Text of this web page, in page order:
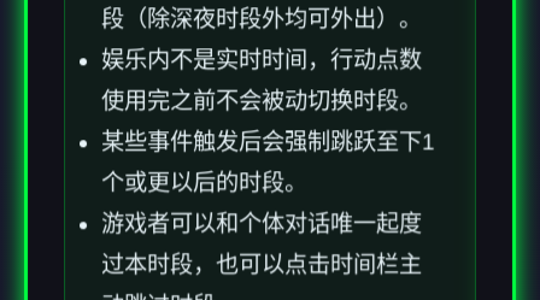
段（除深夜时段外均可外出）。
娱乐内不是实时时间，行动点数
使用完之前不会被动切换时段。
某些事件触发后会强制跳跃至下1
个或更以后的时段。
游戏者可以和个体对话唯一起度
过本时段，也可以点击时间栏主